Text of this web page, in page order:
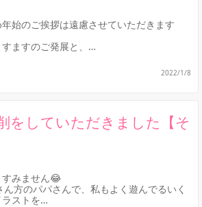
始のご挨拶は遠慮させていただきます
ますのご発展と、
2022/1/8
をしていただきました【そ
みません😂
方のパパさんで、私もよく遊んでるいく
ストを